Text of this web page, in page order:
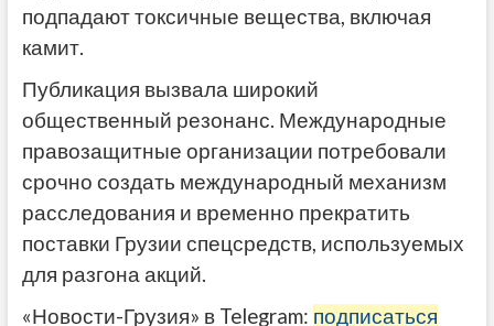
подпадают токсичные вещества, включая
камит.
Публикация вызвала широкий
общественный резонанс. Международные
правозащитные организации потребовали
срочно создать международный механизм
расследования и временно прекратить
поставки Грузии спецсредств, используемых
для разгона акций.
«Новости-Грузия» в Telegram: подписаться